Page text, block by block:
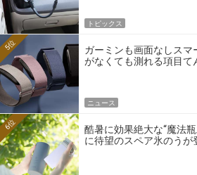
トピックス
ガーミンも画面なしス
がなくても測れる項目て
5位
ニュース
酷暑に効果絶大な“魔法
に待望のスペア氷のうが
6位